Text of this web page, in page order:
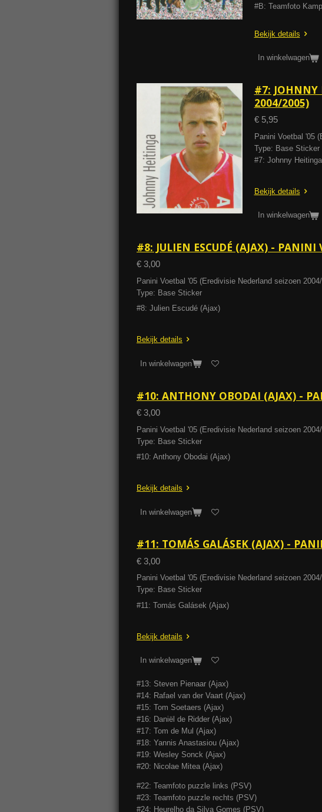
#B: Teamfoto
Bekijk details
In winkelwagen
#7: JOHNNY
2004/2005)
€ 5,95
Panini Voetbal '05
Type: Base Sticker
#7: Johnny
Bekijk details
In winkelwagen
#8: JULIEN ESCUDÉ (AJAX) -
€ 3,00
Panini Voetbal '05 (Eredivisie Nederland seizoen
Type: Base Sticker
#8: Julien Escudé (Ajax)
Bekijk details
In winkelwagen
#10: ANTHONY OBODAI (AJAX) -
€ 3,00
Panini Voetbal '05 (Eredivisie Nederland seizoen
Type: Base Sticker
#10: Anthony Obodai (Ajax)
Bekijk details
In winkelwagen
#11: TOMÁS GALÁSEK (AJAX) -
€ 3,00
Panini Voetbal '05 (Eredivisie Nederland seizoen
Type: Base Sticker
#11: Tomás Galásek (Ajax)
Bekijk details
In winkelwagen
#13: Steven Pienaar (Ajax)
#14: Rafael van der Vaart (Ajax)
#15: Tom Soetaers (Ajax)
#16: Daniël de Ridder (Ajax)
#17: Tom de Mul (Ajax)
#18: Yannis Anastasiou (Ajax)
#19: Wesley Sonck (Ajax)
#20: Nicolae Mitea (Ajax)
#22: Teamfoto puzzle links (PSV)
#23: Teamfoto puzzle rechts (PSV)
#24: Heurelho da Silva Gomes (PSV)